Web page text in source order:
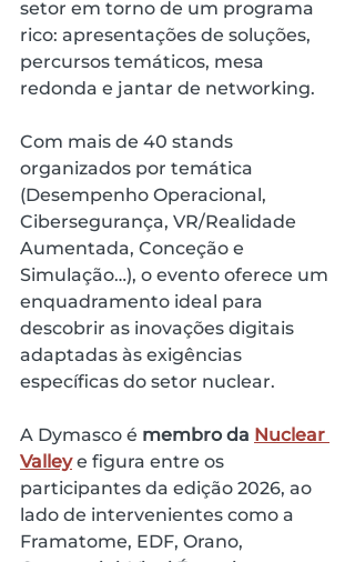
setor em torno de um programa
rico: apresentações de soluções,
percursos temáticos, mesa
redonda e jantar de networking.
Com mais de 40 stands
organizados por temática
(Desempenho Operacional,
Cibersegurança, VR/Realidade
Aumentada, Conceção e
Simulação…), o evento oferece um
enquadramento ideal para
descobrir as inovações digitais
adaptadas às exigências
específicas do setor nuclear.
A Dymasco é membro da Nuclear
Valley e figura entre os
participantes da edição 2026, ao
lado de intervenientes como a
Framatome, EDF, Orano,